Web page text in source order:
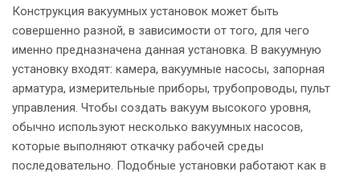
Конструкция вакуумных установок может быть
совершенно разной, в зависимости от того, для чего
именно предназначена данная установка. В вакуумную
установку входят: камера, вакуумные насосы, запорная
арматура, измерительные приборы, трубопроводы, пульт
управления. Чтобы создать вакуум высокого уровня,
обычно используют несколько вакуумных насосов,
которые выполняют откачку рабочей среды
последовательно. Подобные установки работают как в